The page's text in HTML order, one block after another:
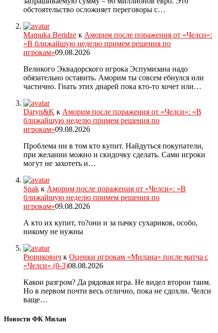
обстоятельство осложняет переговоры с…
Mamuka Beridze к Аморим после поражения от «Челси»:
«В ближайшую неделю примем решения по
игрокам»09.08.2026
Великого Эквадорского игрока Эспумизана надо
обязательно оставить. Аморим ты совсем ебнулся или
частично. Гнать этих днарей пока кто-то хочет или…
Daryn&K к Аморим после поражения от «Челси»: «В
ближайшую неделю примем решения по
игрокам»09.08.2026
Проблема ни в том кто купит. Найдуться покупатели,
при желании можно и скидочку сделать. Сами игроки
могут не захотеть и…
Snak к Аморим после поражения от «Челси»: «В
ближайшую неделю примем решения по
игрокам»09.08.2026
А кто их купит, то?они и за пачку сухариков, особо,
никому не нужны
Рюрикович к Оценки игрокам «Милана» после матча с
«Челси» (0-3)08.08.2026
Какои разгром? Да рядовая игра. Не видел второи таим.
Но в первом почти весь отлично, пока не сдохли. Челси
ваще…
Новости ФК Милан